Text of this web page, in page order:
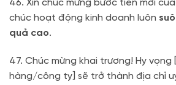
46. Xin chúc mừng bước tiến mới
chúc hoạt động kinh doanh luôn
quả cao.
47. Chúc mừng khai trương! Hy vọng
hàng/công ty] sẽ trở thành địa chỉ